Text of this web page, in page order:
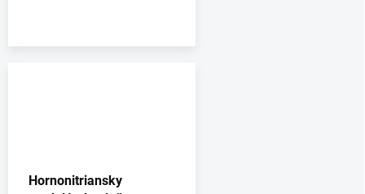
Hornonitriansky